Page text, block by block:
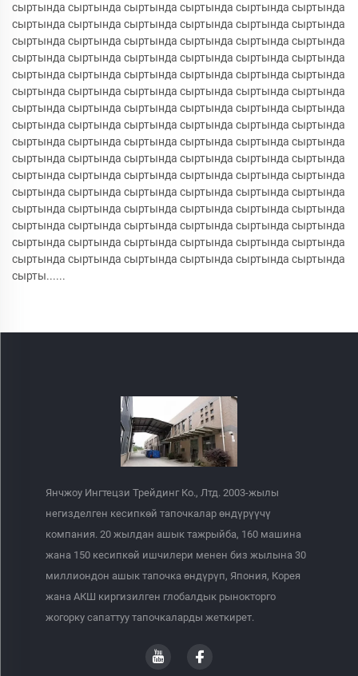
сыртында сыртында сыртында сыртында сыртында сыртында
сыртында сыртында сыртында сыртында сыртында сыртында
сыртында сыртында сыртында сыртында сыртында сыртында
сыртында сыртында сыртында сыртында сыртында сыртында
сыртында сыртында сыртында сыртында сыртында сыртында
сыртында сыртында сыртында сыртында сыртында сыртында
сыртында сыртында сыртында сыртында сыртында сыртында
сыртында сыртында сыртында сыртында сыртында сыртында
сыртында сыртында сыртында сыртында сыртында сыртында
сыртында сыртында сыртында сыртында сыртында сыртында
сыртында сыртында сыртында сыртында сыртында сыртында
сыртында сыртында сыртында сыртында сыртында сыртында
сыртында сыртында сыртында сыртында сыртында сыртында
сыртында сыртында сыртында сыртында сыртында сыртында
сыртында сыртында сыртында сыртында сыртында сыртында
сыртында сыртында сыртында сыртында сыртында сыртында
сырты......
Янчжоу Ингтецзи Трейдинг Ко., Лтд. 2003-жылы
негизделген кесипкөй тапочкалар өндүрүүчү
компания. 20 жылдан ашык тажрыйба, 160 машина
жана 150 кесипкөй ишчилери менен биз жылына 30
миллиондон ашык тапочка өндүрүп, Япония, Корея
жана АКШ киргизилген глобалдык рынокторго
жогорку сапаттуу тапочкаларды жеткирет.